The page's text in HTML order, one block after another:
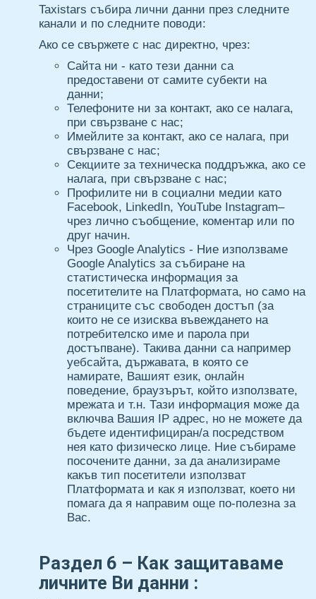
Taxistars събира лични данни през следните
канали и по следните поводи:
Ако се свържете с нас директно, чрез:
Сайта ни - като тези данни са
предоставени от самите субекти на
данни;
Телефоните ни за контакт, ако се налага,
при свързване с нас;
Имейлите за контакт, ако се налага, при
свързване с нас;
Секциите за техническа поддръжка, ако се
налага, при свързване с нас;
Профилите ни в социални медии като
Facebook, LinkedIn, YouTube Instagram–
чрез лично съобщение, коментар или по
друг начин.
Чрез Google Analytics - Ние използваме
Google Analytics за събиране на
статистическа информация за
посетителите на Платформата, но само на
страниците със свободен достъп (за
които не се изисква въвеждането на
потребителско име и парола при
достъпване). Такива данни са например
уебсайта, държавата, в която се
намирате, Вашият език, онлайн
поведение, браузърът, който използвате,
мрежата и т.н. Тази информация може да
включва Вашия IP адрес, но не можете да
бъдете идентифициран/а посредством
нея като физическо лице. Ние събираме
посочените данни, за да анализираме
какъв тип посетители използват
Платформата и как я използват, което ни
помага да я направим още по-полезна за
Вас.
Раздел 6 – Как защитаваме
личните Ви данни :